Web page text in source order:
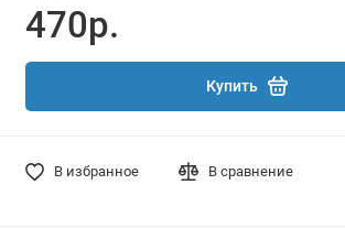
470р.
Купить
В избранное В сравнение